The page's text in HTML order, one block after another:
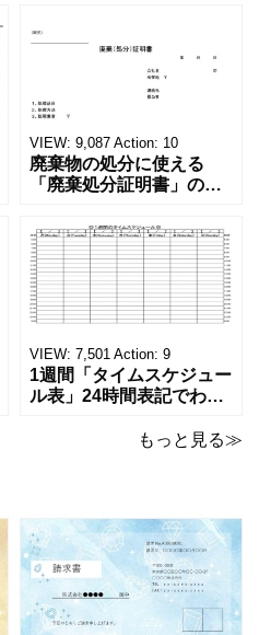
VIEW: 9,087 Action: 10
廃棄物の処分に使える
「廃棄処分証明書」の無
ーカーの代理店、回収業
者へおすすめ！(Excel・
Word・PDF)正しく廃棄
されたことを証明する書
類「廃棄処分証明書」の
テンプレートです。 量販
店や家電メーカーの代理
店、回収
VIEW: 7,501 Action: 9
1週間「タイムスケジュー
ル表」24時間表記でわか
ト！A4横型ExcelやWord
表になります。 A4横型サ
イズの無料テンプレート
で、Excel・Wo
もっと見る≫